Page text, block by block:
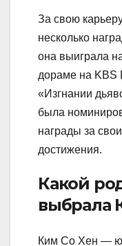
За свою
несколько
она выиграла
дораме на KBS
«Изгнании
была
награды за
достижения.
Какой
выбрала
Ким Со Хен —